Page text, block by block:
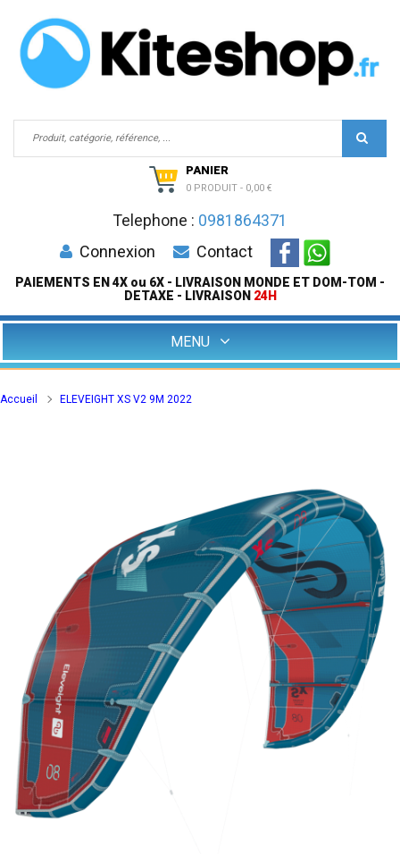
PANIER
0 PRODUIT - 0,00 €
Telephone : 0981864371
Connexion
Contact
PAIEMENTS EN 4X ou 6X - LIVRAISON MONDE ET DOM-TOM -
DETAXE - LIVRAISON 24H
MENU
Accueil ELEVEIGHT XS V2 9M 2022